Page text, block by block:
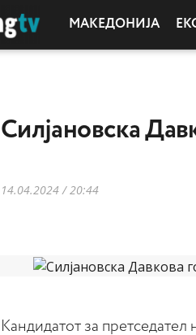
МАКЕДОНИЈА
Силјановска
14.04.2024 / 20:44
Кандидатот за